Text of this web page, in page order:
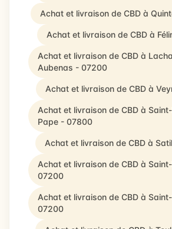
Achat et livraison de CBD à
Achat et livraison de CBD à
Achat et livraison de CBD à
Aubenas - 07200
Achat et livraison de CBD à
Achat et livraison de CBD à
Pape - 07800
Achat et livraison de CBD à
Achat et livraison de CBD à
07200
Achat et livraison de CBD à
07200